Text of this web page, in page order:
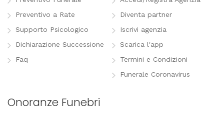
Preventivo a Rate
Supporto Psicologico
Dichiarazione Successione
Faq
Diventa partner
Iscrivi agenzia
Scarica l'app
Termini e Condizioni
Funerale Coronavirus
Onoranze Funebri